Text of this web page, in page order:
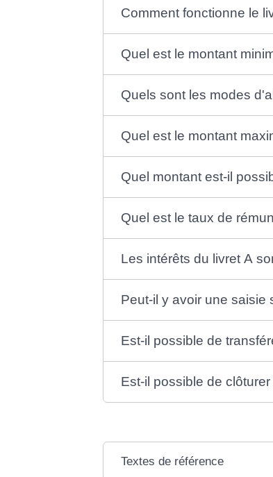
Comment fonctionne le
Quel est le montant
Quels sont les modes
Quel est le montant
Quel montant est-il
Quel est le taux de
Les intérêts du livret A
Peut-il y avoir une saisie
Est-il possible de
Est-il possible de
Textes de référence